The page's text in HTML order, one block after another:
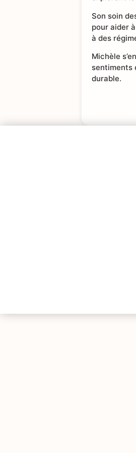
Son soin
pour aider
à des
Michèle
sentiments
durable.